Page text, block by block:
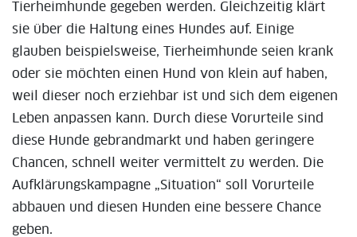
Tierheimhunde gegeben werden. Gleichzeitig klärt
sie über die Haltung eines Hundes auf. Einige
glauben beispielsweise, Tierheimhunde seien krank
oder sie möchten einen Hund von klein auf haben,
weil dieser noch erziehbar ist und sich dem eigenen
Leben anpassen kann. Durch diese Vorurteile sind
diese Hunde gebrandmarkt und haben geringere
Chancen, schnell weiter vermittelt zu werden. Die
Aufklärungskampagne „Situation“ soll Vorurteile
abbauen und diesen Hunden eine bessere Chance
geben.